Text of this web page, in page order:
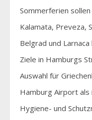
Sommerferien
Kalamata, Preveza,
Belgrad und
Ziele in Hamburgs
Auswahl für
Hamburg Airport als
Hygiene- und